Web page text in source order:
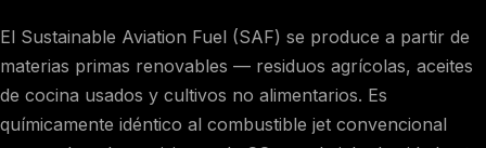
El Sustainable Aviation Fuel (SAF) se produce a partir de
materias primas renovables — residuos agrícolas, aceites
de cocina usados y cultivos no alimentarios. Es
químicamente idéntico al combustible jet convencional